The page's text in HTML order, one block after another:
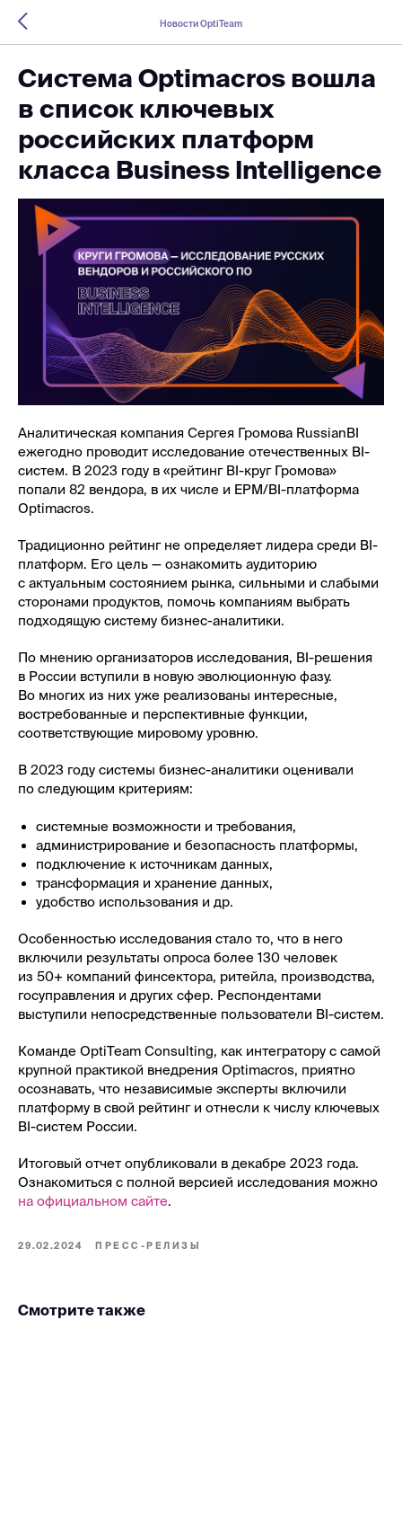
Новости OptiTeam
Система Optimacros вошла
в список ключевых
российских платформ
класса Business Intelligence
Аналитическая компания Сергея Громова RussianBI
ежегодно проводит исследование отечественных BI-
систем. В 2023 году в «рейтинг BI-круг Громова»
попали 82 вендора, в их числе и EPM/BI-платформа
Optimacros.
Традиционно рейтинг не определяет лидера среди BI-
платформ. Его цель — ознакомить аудиторию
с актуальным состоянием рынка, сильными и слабыми
сторонами продуктов, помочь компаниям выбрать
подходящую систему бизнес-аналитики.
По мнению организаторов исследования, BI-решения
в России вступили в новую эволюционную фазу.
Во многих из них уже реализованы интересные,
востребованные и перспективные функции,
соответствующие мировому уровню.
В 2023 году системы бизнес-аналитики оценивали
по следующим критериям:
системные возможности и требования,
администрирование и безопасность платформы,
подключение к источникам данных,
трансформация и хранение данных,
удобство использования и др.
Особенностью исследования стало то, что в него
включили результаты опроса более 130 человек
из 50+ компаний финсектора, ритейла, производства,
госуправления и других сфер. Респондентами
выступили непосредственные пользователи BI-систем.
Команде OptiTeam Consulting, как интегратору с самой
крупной практикой внедрения Optimacros, приятно
осознавать, что независимые эксперты включили
платформу в свой рейтинг и отнесли к числу ключевых
BI-систем России.
Итоговый отчет опубликовали в декабре 2023 года.
Ознакомиться с полной версией исследования можно
на официальном сайте.
29.02.2024 ПРЕСС-РЕЛИЗЫ
Смотрите также